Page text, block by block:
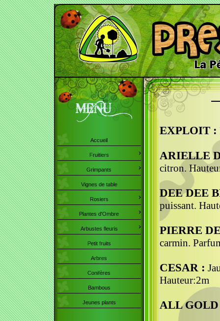
EXPLOIT :
ARIELLE
citron.
DEE DEE
puissant.
PIERRE
carmin.
CESAR :
Hauteur:2m
ALL
Accueil
Fruitiers
Grimpants
Vignes de table
Rosiers
Plantes d'Ombre
Arbustes fleuris
Petit fruits
Arbres
Conifères
Bambous
Jeunes plants